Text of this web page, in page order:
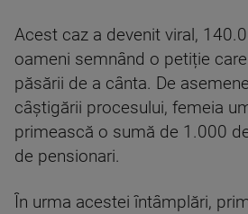
Acest caz a devenit viral,
oameni semnând o petiție
păsării de a cânta. De
câștigării procesului, femeia
primească o sumă de 1.000
de pensionari.
În urma acestei întâmplări,